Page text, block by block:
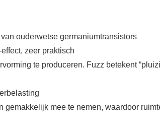
ouderwetse germaniumtransistors
zeer praktisch
te produceren. Fuzz betekent
mee te nemen, waardoor